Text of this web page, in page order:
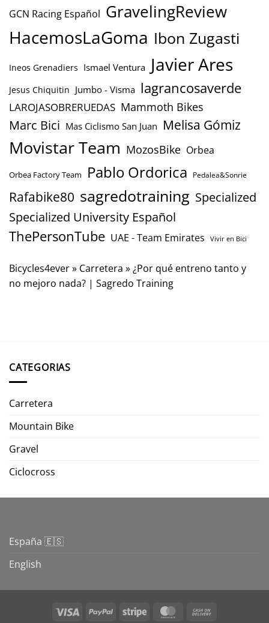
GCN Racing Español GravelingReview
HacemosLaGoma Ibon Zugasti
Ineos Grenadiers Ismael Ventura Javier Ares
Jesus Chiquitin Jumbo - Visma lagrancosaverde
LAROJASOBRERUEDAS Mammoth Bikes
Marc Bici Mas Ciclismo San Juan Melisa Gómiz
Movistar Team MozosBike Orbea
Orbea Factory Team Pablo Ordorica Pedalea&Sonrie
Rafabike80 sagredotraining Specialized
Specialized University Español
ThePersonTube UAE - Team Emirates Vivir en Bici
Bicycles4ever» Carretera »¿Por qué entreno tanto y
no mejoro nada? | Sagredo Training
CATEGORIAS
Carretera
Mountain Bike
Gravel
Ciclocross
España 🇪🇸
English
Visa PayPal Stripe MasterCard